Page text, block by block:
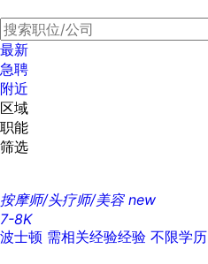
最新
急聘
附近
区域
职能
筛选
按摩师/头疗师/美容 new
7-8K
波士顿 需相关经验经验 不限学历